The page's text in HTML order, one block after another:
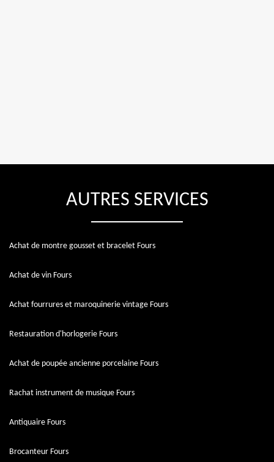
AUTRES SERVICES
Achat de montre gousset et bracelet Fours
Achat de vin Fours
Achat fourrures et maroquinerie vintage Fours
Restauration d'horlogerie Fours
Achat de poupée ancienne porcelaine Fours
Rachat instrument de musique Fours
Antiquaire Fours
Brocanteur Fours